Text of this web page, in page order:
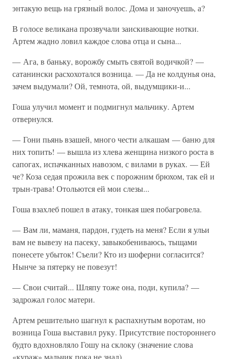
энтакую вещь на грязный волос. Дома и заночуешь, а?
В голосе великана прозвучали заискивающие нотки.
Артем жадно ловил каждое слова отца и сына...
— Ага, в баньку, ворожбу смыть святой водичкой? —
сатанински расхохотался возница. — Да не колдунья она,
зачем выдумали? Ой, темнота, ой, выдумщики-и...
Гоша улучил момент и подмигнул мальчику. Артем
отвернулся.
— Гони пьянь взашей, много чести алкашам — баню для
них топить! — вышла из хлева женщина низкого роста в
сапогах, испачканных навозом, с вилами в руках. — Ей
че? Коза седая прожила век с порожним брюхом, так ей и
трын-трава! Отольются ей мои слезы...
Гоша взахлеб пошел в атаку, тонкая шея побагровела.
— Вам ли, маманя, пардон, гудеть на меня? Если я ульи
вам не вывезу на пасеку, завыкобениваюсь, тыщами
понесете убыток! Съели? Кто из шоферни согласится?
Нынче за пятерку не повезут!
— Свои считай... Шляпу тоже она, поди, купила? —
задрожал голос матери.
Артем решительно шагнул к распахнутым воротам, но
возница Гоша выставил руку. Присутствие постороннего
будто вдохновляло Гошу на склоку (значение слова
«кураж» мальчик пока не знал).